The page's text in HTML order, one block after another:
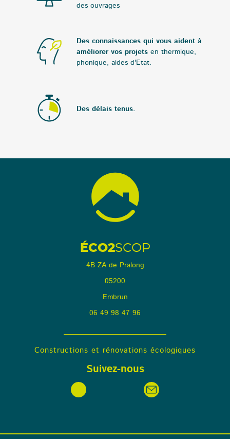
des ouvrages
Des connaissances qui vous aident à
améliorer vos projets en thermique,
phonique, aides d'Etat.
Des délais tenus.
ÉCO2SCOP
4B ZA de Pralong
05200
Embrun
06 49 98 47 96
Constructions et rénovations écologiques
Suivez-nous